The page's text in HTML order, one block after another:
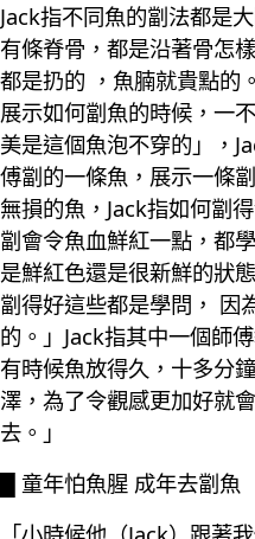
Jack指不同魚的劏法都是
有條脊骨，都是沿著骨怎
都是扔的 ，魚腩就貴點的
展示如何劏魚的時候，一
美是這個魚泡不穿的」，
傅劏的一條魚，展示一條
無損的魚，Jack指如何劏
劏會令魚血鮮紅一點，都
是鮮紅色還是很新鮮的狀
劏得好這些都是學問， 因
的。」Jack指其中一個師
有時候魚放得久，十多分
澤，為了令觀感更加好就
去。」
█ 童年怕魚腥 成年去劏魚